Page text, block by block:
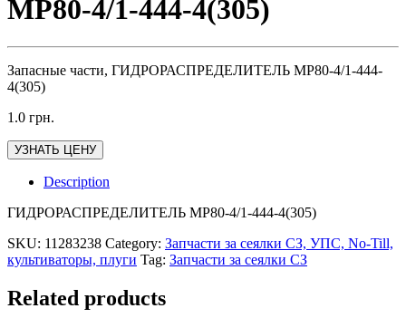
МР80-4/1-444-4(305)
Запасные части, ГИДРОРАСПРЕДЕЛИТЕЛЬ МР80-4/1-444-
4(305)
1.0 грн.
УЗНАТЬ ЦЕНУ
Description
ГИДРОРАСПРЕДЕЛИТЕЛЬ МР80-4/1-444-4(305)
SKU: 11283238 Category: Запчасти за сеялки СЗ, УПС, No-Till,
культиваторы, плуги Tag: Запчасти за сеялки СЗ
Related products